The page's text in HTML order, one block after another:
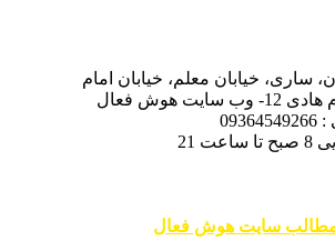
ساری، خیابان معلم، خیابان امام
هوش فعال
21
مطالب سایت هوش فعال